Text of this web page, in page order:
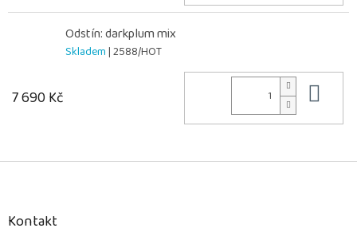
Odstín: darkplum mix
Skladem| 2588/HOT
7 690 Kč
Z
Kontakt